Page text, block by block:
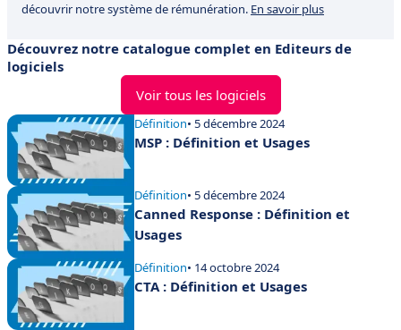
découvrir notre système de rémunération. En savoir plus
Découvrez notre catalogue complet en Editeurs de
logiciels
Voir tous les logiciels
Définition• 5 décembre 2024
MSP : Définition et Usages
Définition• 5 décembre 2024
Canned Response : Définition et
Usages
Définition• 14 octobre 2024
CTA : Définition et Usages